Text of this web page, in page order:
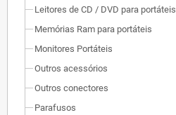
Leitores de CD / DVD para portáteis
Memórias Ram para portáteis
Monitores Portáteis
Outros acessórios
Outros conectores
Parafusos